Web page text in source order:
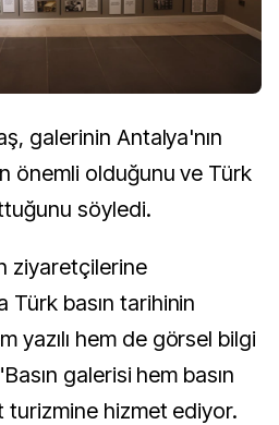
galerinin Antalya'nın
önemli olduğunu ve Türk
söyledi.
ziyaretçilerine
Türk basın tarihinin
yazılı hem de görsel bilgi
galerisi hem basın
turizmine hizmet ediyor.